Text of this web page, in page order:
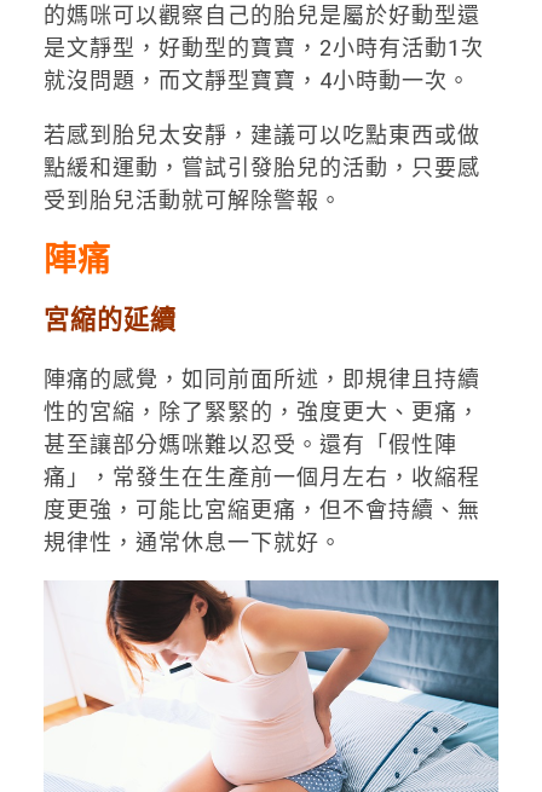
的媽咪可以觀察自己的胎兒是屬於好動型還
是文靜型，好動型的寶寶，2小時有活動1次
就沒問題，而文靜型寶寶，4小時動一次。
若感到胎兒太安靜，建議可以吃點東西或做
點緩和運動，嘗試引發胎兒的活動，只要感
受到胎兒活動就可解除警報。
陣痛
宮縮的延續
陣痛的感覺，如同前面所述，即規律且持續
性的宮縮，除了緊緊的，強度更大、更痛，
甚至讓部分媽咪難以忍受。還有「假性陣
痛」，常發生在生產前一個月左右，收縮程
度更強，可能比宮縮更痛，但不會持續、無
規律性，通常休息一下就好。